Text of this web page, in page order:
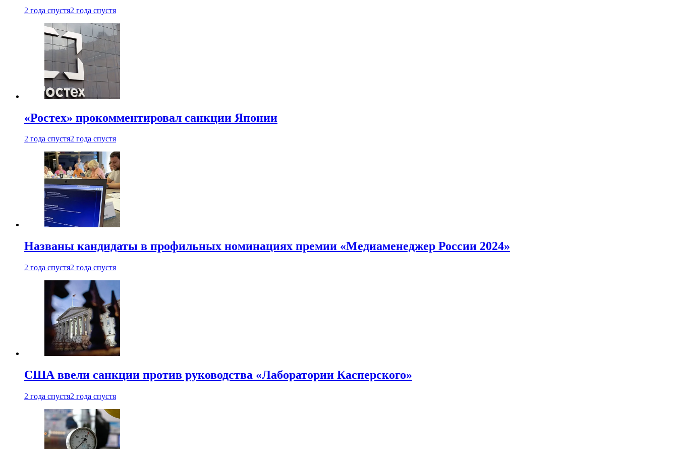
2 года спустя2 года спустя
«Ростех» прокомментировал санкции Японии
2 года спустя2 года спустя
Названы кандидаты в профильных номинациях премии «Медиаменеджер России 2024»
2 года спустя2 года спустя
США ввели санкции против руководства «Лаборатории Касперского»
2 года спустя2 года спустя